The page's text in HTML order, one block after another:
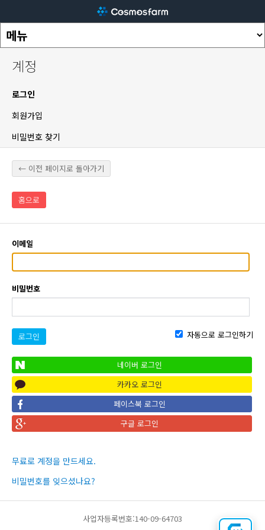
계정
로그인
회원가입
비밀번호 찾기
← 이전 페이지로 돌아가기
홈으로
이메일
비밀번호
로그인 자동으로 로그인하기
네이버 로그인
카카오 로그인
페이스북 로그인
구글 로그인
무료로 계정을 만드세요.
비밀번호를 잊으셨나요?
사업자등록번호:140-09-64703